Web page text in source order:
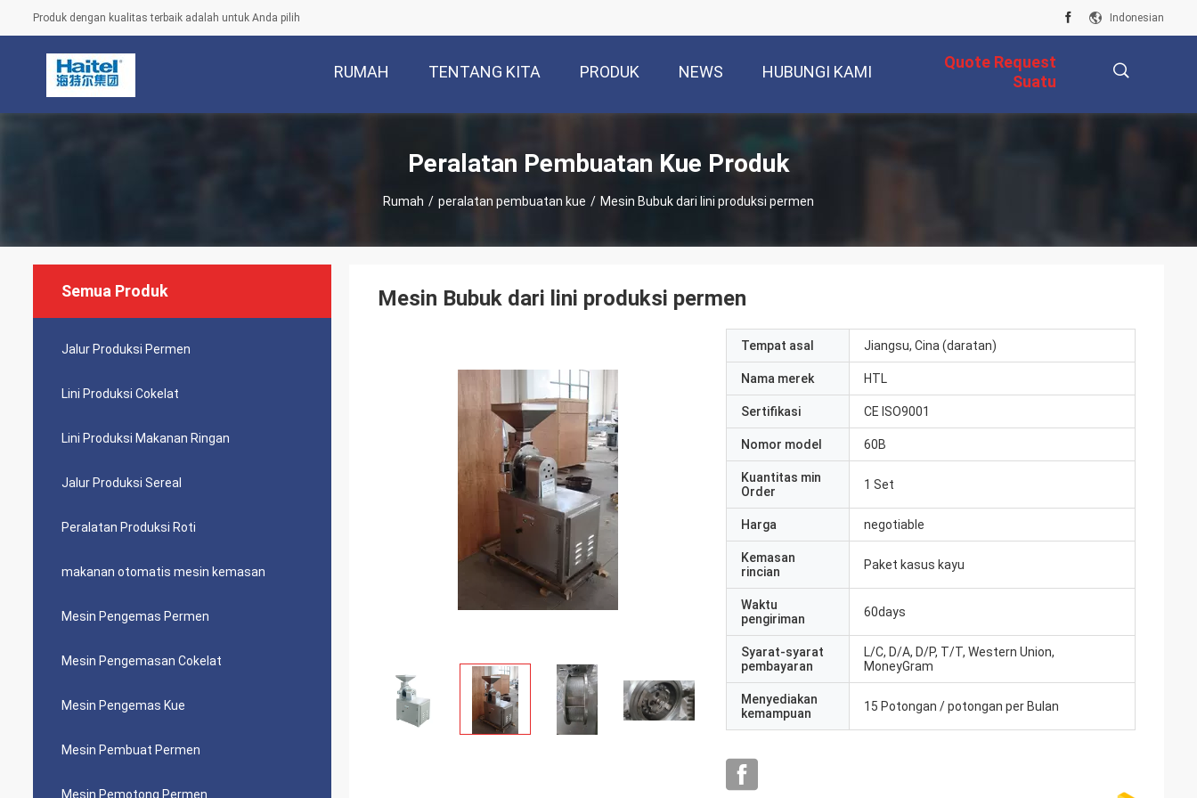
Produk dengan kualitas terbaik adalah untuk Anda pilih Indonesian
RUMAH TENTANG KITA PRODUK NEWS HUBUNGI KAMI
Quote Request
Suatu
Peralatan Pembuatan Kue Produk
Rumah / peralatan pembuatan kue / Mesin Bubuk dari lini produksi permen
Semua Produk
Jalur Produksi Permen
Lini Produksi Cokelat
Lini Produksi Makanan Ringan
Jalur Produksi Sereal
Peralatan Produksi Roti
makanan otomatis mesin kemasan
Mesin Pengemas Permen
Mesin Pengemasan Cokelat
Mesin Pengemas Kue
Mesin Pembuat Permen
Mesin Pemotong Permen
Mesin Bubuk dari lini produksi permen
Tempat asal Jiangsu, Cina (daratan)
Nama merek HTL
Sertifikasi CE ISO9001
Nomor model 60B
Kuantitas min
Order
1 Set
Harga negotiable
Kemasan
rincian
Paket kasus kayu
Waktu
pengiriman
60days
Syarat-syarat
pembayaran
L/C, D/A, D/P, T/T, Western Union,
MoneyGram
Menyediakan
kemampuan
15 Potongan / potongan per Bulan